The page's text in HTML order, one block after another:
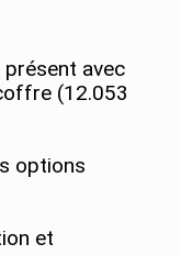
avec
(12.053
options
et